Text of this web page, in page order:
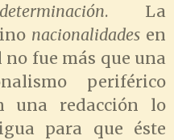
. La
nacionalidades en
fue más que una
periférico
una redacción lo
para que éste